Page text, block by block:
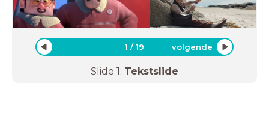
1 /19 volgende
Slide 1: Tekstslide